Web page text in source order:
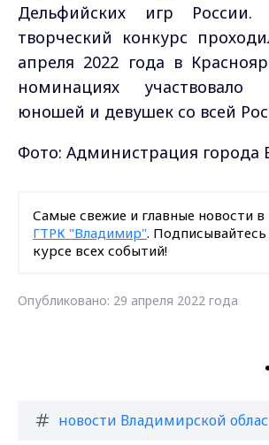
Дельфийских игр России.
творческий конкурс
апреля 2022 года в
номинациях
юношей и девушек со всей
Фото: Администрация города
Самые свежие и главные новости в
ГТРК "Владимир". Подписывайтесь
курсе всех событий!
Опубликовано: 29 апреля 2022 года
новости Владимирской